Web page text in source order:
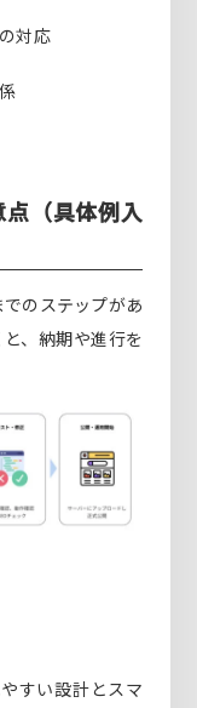
対応
（具体例入
のステップがあ
、納期や進行を
すい設計とスマ